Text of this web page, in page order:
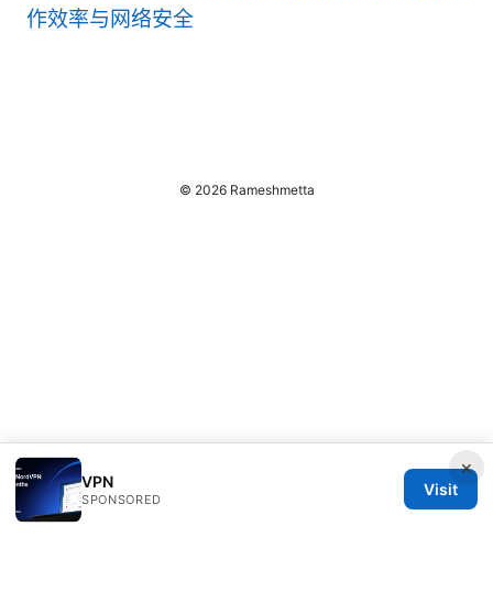
作效率与网络安全
×
VPN
SPONSORED
Visit
© 2026 Rameshmetta